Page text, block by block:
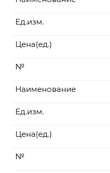
Ед.изм.
Цена(ед.)
№
Наименование
Ед.изм.
Цена(ед.)
№